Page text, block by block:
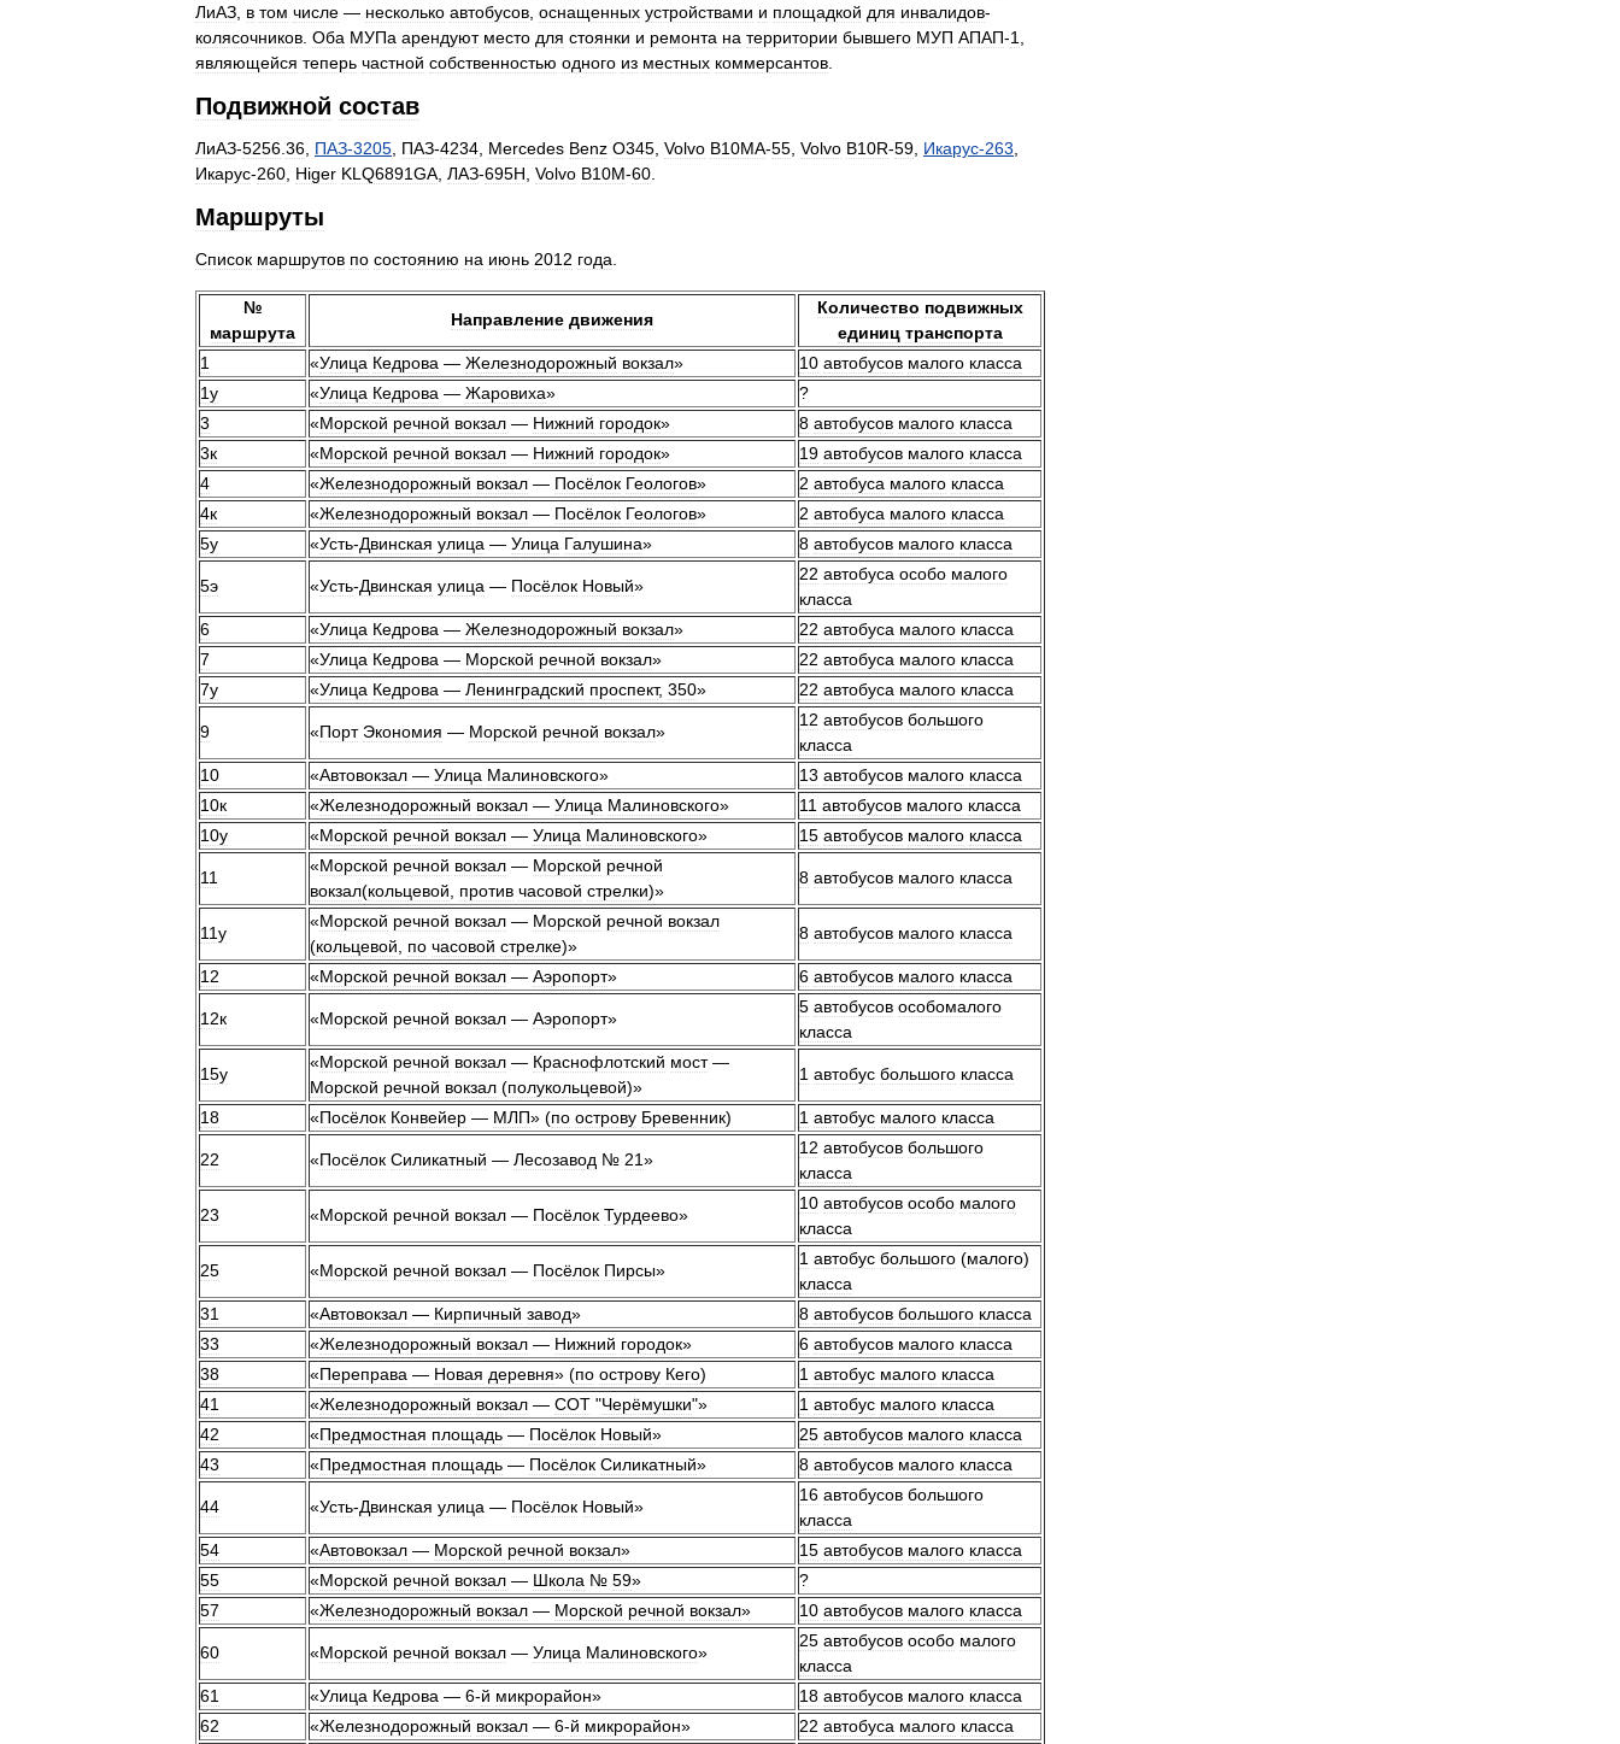
ЛиАЗ в том числе — несколько автобусов оснащенных устройствами и площадкой для инвалидов-
колясочников Оба МУПа арендуют место для стоянки и ремонта на территории бывшего МУП АПАП-1
являющейся теперь частной собственностью одного из местных коммерсантов
Подвижной состав
ЛиАЗ-5256 36 ПАЗ-3205 ПАЗ-4234 Mercedes Benz O345 Volvo B10MA-55 Volvo B10R-59 Икарус-263
Икарус-260 Higer KLQ6891GA ЛАЗ-695Н Volvo B10M-60
Маршруты
Список маршрутов по состоянию на июнь 2012 года
№
маршрута
Направление движения
Количество подвижных
единиц транспорта
1
«Улица Кедрова — Железнодорожный вокзал» 10 автобусов малого класса
1у
«Улица Кедрова — Жаровиха»
?
3
«Морской речной вокзал — Нижний городок» 8 автобусов малого класса
3к
«Морской речной вокзал — Нижний городок» 19 автобусов малого класса
4
«Железнодорожный вокзал — Посёлок Геологов» 2 автобуса малого класса
4к
«Железнодорожный вокзал — Посёлок Геологов» 2 автобуса малого класса
5у
«Усть-Двинская улица — Улица Галушина» 8 автобусов малого класса
5э «Усть-Двинская улица — Посёлок Новый»
22 автобуса особо малого
класса
6
«Улица Кедрова — Железнодорожный вокзал» 22 автобуса малого класса
7
«Улица Кедрова — Морской речной вокзал» 22 автобуса малого класса
7у
«Улица Кедрова — Ленинградский проспект, 350» 22 автобуса малого класса
9 «Порт Экономия — Морской речной вокзал»
12 автобусов большого
класса
10
«Автовокзал — Улица Малиновского» 13 автобусов малого класса
10к
«Железнодорожный вокзал — Улица Малиновского» 11 автобусов малого класса
10у
«Морской речной вокзал — Улица Малиновского» 15 автобусов малого класса
11
«Морской речной вокзал — Морской речной
вокзал(кольцевой против часовой стрелки)»
8 автобусов малого класса
11у
«Морской речной вокзал — Морской речной вокзал
(кольцевой по часовой стрелке)»
8 автобусов малого класса
12 «Морской речной вокзал — Аэропорт» 6 автобусов малого класса
12к «Морской речной вокзал — Аэропорт»
5 автобусов особомалого
класса
15у
«Морской речной вокзал — Краснофлотский мост—
Морской речной вокзал (полукольцевой)»
1 автобус большого класса
18 «Посёлок Конвейер — МЛП» (по острову Бревенник) 1 автобус малого класса
22 «Посёлок Силикатный — Лесозавод № 21»
12 автобусов большого
класса
23 «Морской речной вокзал — Посёлок Турдеево»
10 автобусов особо малого
класса
25 «Морской речной вокзал — Посёлок Пирсы»
1 автобус большого (малого)
класса
31
«Автовокзал — Кирпичный завод» 8 автобусов большого класса
33
«Железнодорожный вокзал — Нижний городок» 6 автобусов малого класса
38
«Переправа — Новая деревня» (по острову Кего) 1 автобус малого класса
41
«Железнодорожный вокзал — СОТ "Черёмушки"» 1 автобус малого класса
42
«Предмостная площадь — Посёлок Новый» 25 автобусов малого класса
43
«Предмостная площадь — Посёлок Силикатный» 8 автобусов малого класса
44 «Усть-Двинская улица — Посёлок Новый»
16 автобусов большого
класса
54
«Автовокзал — Морской речной вокзал» 15 автобусов малого класса
55
«Морской речной вокзал — Школа № 59»
?
57
«Железнодорожный вокзал — Морской речной вокзал» 10 автобусов малого класса
60 «Морской речной вокзал — Улица Малиновского»
25 автобусов особо малого
класса
61
«Улица Кедрова — 6-й микрорайон» 18 автобусов малого класса
62
«Железнодорожный вокзал — 6-й микрорайон» 22 автобуса малого класса